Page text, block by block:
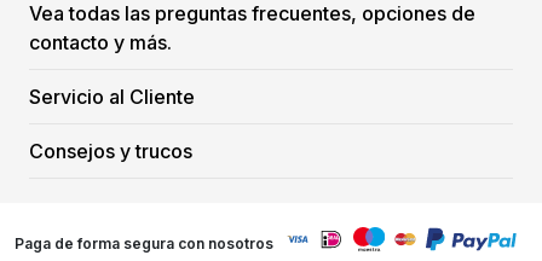
Vea todas las preguntas frecuentes, opciones de
contacto y más.
Servicio al Cliente
Consejos y trucos
Paga de forma segura con nosotros